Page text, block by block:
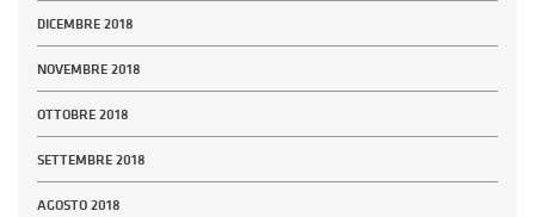
DICEMBRE 2018
NOVEMBRE 2018
OTTOBRE 2018
SETTEMBRE 2018
AGOSTO 2018